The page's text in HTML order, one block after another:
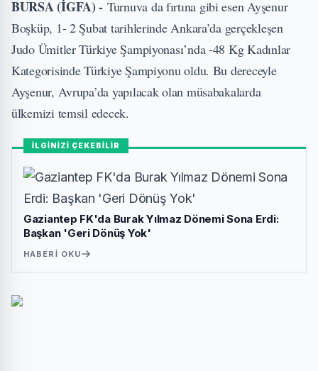
BURSA (İGFA) - Turnuva da fırtına gibi esen Ayşenur
Boşküp, 1- 2 Şubat tarihlerinde Ankara’da gerçekleşen
Judo Ümitler Türkiye Şampiyonası’nda -48 Kg Kadınlar
Kategorisinde Türkiye Şampiyonu oldu. Bu dereceyle
Ayşenur, Avrupa’da yapılacak olan müsabakalarda
ülkemizi temsil edecek.
İLGİNİZİ ÇEKEBİLİR
Gaziantep FK'da Burak Yılmaz Dönemi Sona Erdi:
Başkan 'Geri Dönüş Yok'
HABERI OKU